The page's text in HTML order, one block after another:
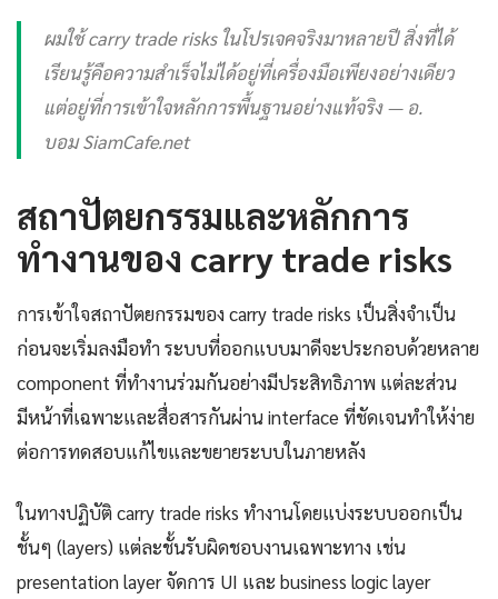
ผมใช้ carry trade risks ในโปรเจคจริงมาหลายปี สิ่งที่ได้
เรียนรู้คือความสำเร็จไม่ได้อยู่ที่เครื่องมือเพียงอย่างเดียว
แต่อยู่ที่การเข้าใจหลักการพื้นฐานอย่างแท้จริง — อ.
บอม SiamCafe.net
สถาปัตยกรรมและหลักการ
ทำงานของ carry trade risks
การเข้าใจสถาปัตยกรรมของ carry trade risks เป็นสิ่งจำเป็น
ก่อนจะเริ่มลงมือทำ ระบบที่ออกแบบมาดีจะประกอบด้วยหลาย
component ที่ทำงานร่วมกันอย่างมีประสิทธิภาพ แต่ละส่วน
มีหน้าที่เฉพาะและสื่อสารกันผ่าน interface ที่ชัดเจนทำให้ง่าย
ต่อการทดสอบแก้ไขและขยายระบบในภายหลัง
ในทางปฏิบัติ carry trade risks ทำงานโดยแบ่งระบบออกเป็น
ชั้นๆ (layers) แต่ละชั้นรับผิดชอบงานเฉพาะทาง เช่น
presentation layer จัดการ UI และ business logic layer